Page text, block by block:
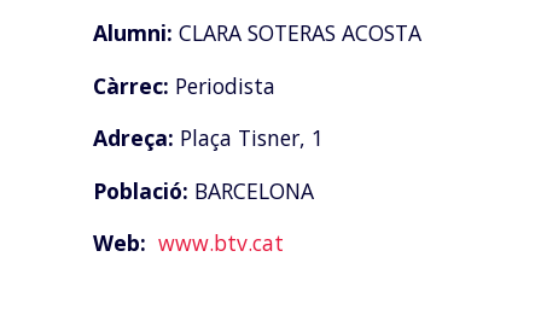
Alumni: CLARA SOTERAS ACOSTA
Càrrec: Periodista
Adreça: Plaça Tisner, 1
Població: BARCELONA
Web: www.btv.cat